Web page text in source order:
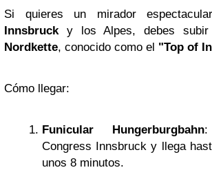
Si quieres un mirador
Innsbrucky los Alpes, debes subir
Nordkette, conocido como el "Top of
Cómo llegar:
Funicular Hungerburgbahn:
Congress Innsbruck y llega
unos 8 minutos.